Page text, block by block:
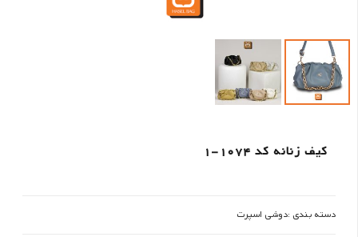
کیف زنانه کد 1074-1
دسته بندی :دوشی اسپرت